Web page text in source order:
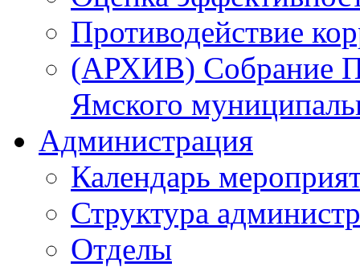
Противодействие
(АРХИВ) Собрание
Ямского
Администрация
Календарь
Структура
Отделы